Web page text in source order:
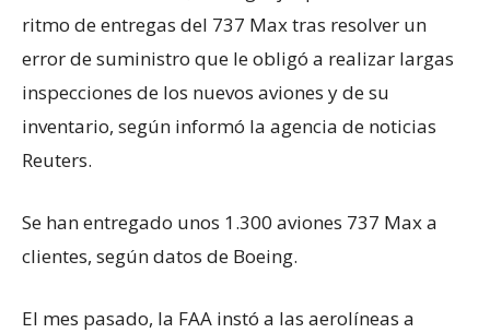
ritmo de entregas del 737 Max tras resolver un
error de suministro que le obligó a realizar largas
inspecciones de los nuevos aviones y de su
inventario, según informó la agencia de noticias
Reuters.
Se han entregado unos 1.300 aviones 737 Max a
clientes, según datos de Boeing.
El mes pasado, la FAA instó a las aerolíneas a